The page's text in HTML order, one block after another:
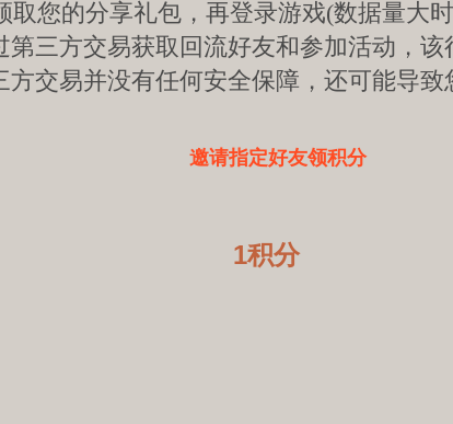
取您的分享礼包，再登录游戏(数据量大
第三方交易获取回流好友和参加活动，该
方交易并没有任何安全保障，还可能导致
邀请指定好友领积分
1积分